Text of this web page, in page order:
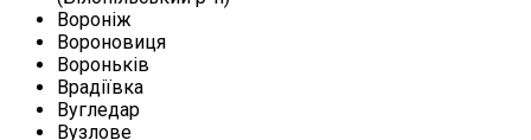
Вороніж
Вороновиця
Вороньків
Врадіївка
Вугледар
Вузлове